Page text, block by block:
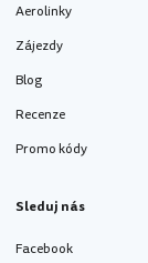
Aerolinky
Zájezdy
Blog
Recenze
Promo kódy
Sleduj nás
Facebook